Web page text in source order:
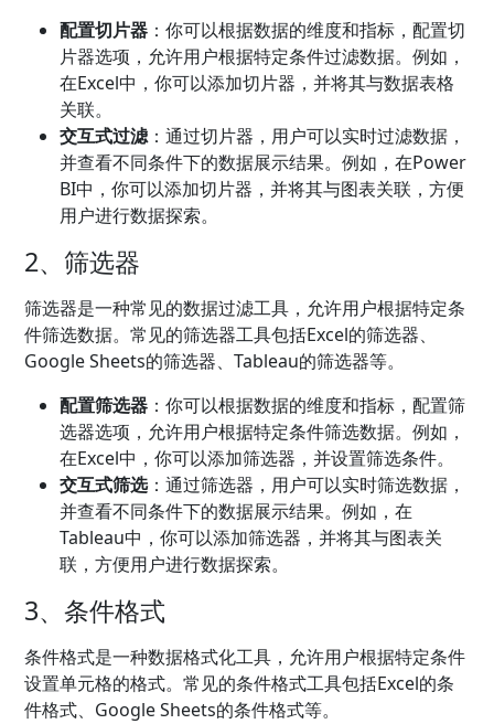
配置切片器 ：你可以根据数据的维度和指标，配置切
片器选项，允许用户根据特定条件过滤数据。例如，
在Excel中，你可以添加切片器，并将其与数据表格
关联。
交互式过滤：通过切片器，用户可以实时过滤数据，
并查看不同条件下的数据展示结果。例如，在Power
BI中，你可以添加切片器，并将其与图表关联，方便
用户进行数据探索。
2、筛选器
筛选器是一种常见的数据过滤工具，允许用户根据特定条
件筛选数据。常见的筛选器工具包括Excel的筛选器、
Google Sheets的筛选器、Tableau的筛选器等。
配置筛选器 ：你可以根据数据的维度和指标，配置筛
选器选项，允许用户根据特定条件筛选数据。例如，
在Excel中，你可以添加筛选器，并设置筛选条件。
交互式筛选：通过筛选器，用户可以实时筛选数据，
并查看不同条件下的数据展示结果。例如，在
Tableau中，你可以添加筛选器，并将其与图表关
联，方便用户进行数据探索。
3、条件格式
条件格式是一种数据格式化工具，允许用户根据特定条件
设置单元格的格式。常见的条件格式工具包括Excel的条
件格式、Google Sheets的条件格式等。